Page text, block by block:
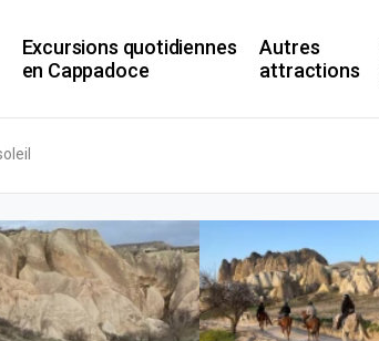
Excursions quotidiennes
en Cappadoce
Autres
attractions